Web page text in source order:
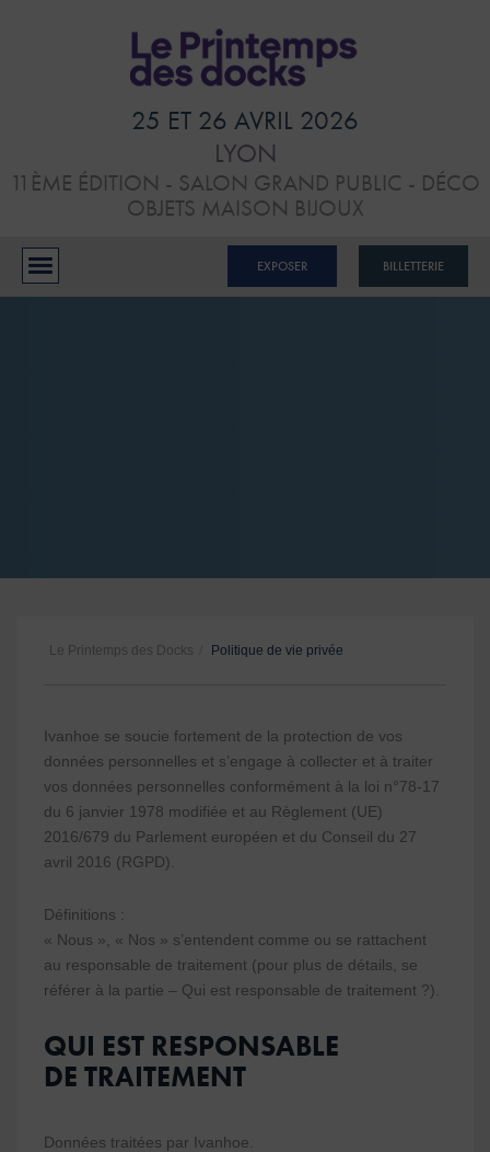
CONFÉRENCES
BLOG
25 ET 26 AVRIL 2026
LYON
11ÈME ÉDITION - SALON GRAND PUBLIC - DÉCO
OBJETS MAISON BIJOUX
BILLETTERIE
EXPOSER
Le Printemps des Docks Politique de vie privée
Ivanhoe se soucie fortement de la protection de vos
données personnelles et s’engage à collecter et à traiter
vos données personnelles conformément à la loi n°78-17
du 6 janvier 1978 modifiée et au Règlement (UE)
2016/679 du Parlement européen et du Conseil du 27
avril 2016 (RGPD).
Définitions :
« Nous », « Nos » s’entendent comme ou se rattachent
au responsable de traitement (pour plus de détails, se
référer à la partie – Qui est responsable de traitement ?).
QUI EST RESPONSABLE
DE TRAITEMENT
Données traitées par Ivanhoe.